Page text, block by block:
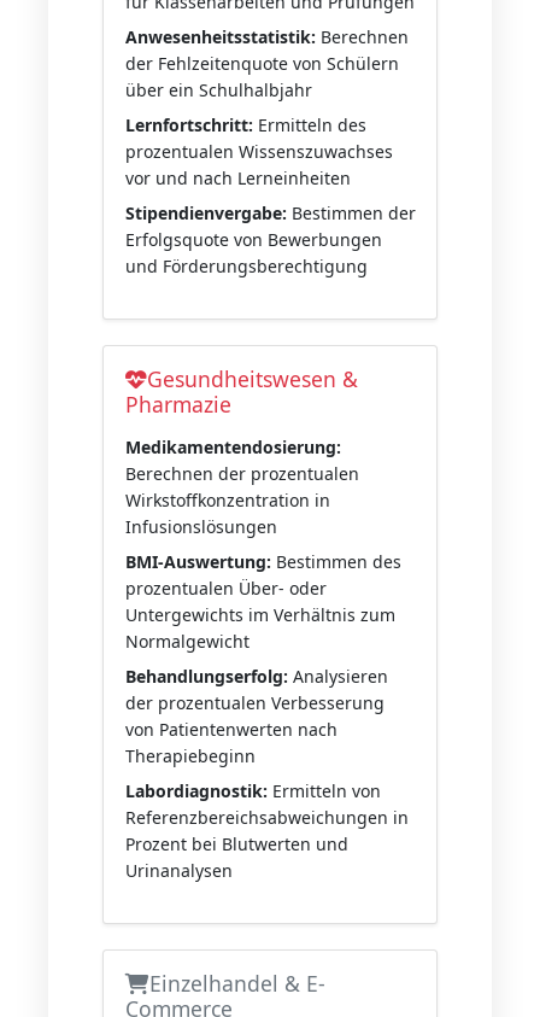
Anwesenheitsstatistik: Berechnen
der Fehlzeitenquote von Schülern
über ein Schulhalbjahr
Lernfortschritt: Ermitteln des
prozentualen Wissenszuwachses
vor und nach Lerneinheiten
Stipendienvergabe: Bestimmen der
Erfolgsquote von Bewerbungen
und Förderungsberechtigung
Gesundheitswesen &
Pharmazie
Medikamentendosierung:
Berechnen der prozentualen
Wirkstoffkonzentration in
Infusionslösungen
BMI-Auswertung: Bestimmen des
prozentualen Über- oder
Untergewichts im Verhältnis zum
Normalgewicht
Behandlungserfolg: Analysieren
der prozentualen Verbesserung
von Patientenwerten nach
Therapiebeginn
Labordiagnostik: Ermitteln von
Referenzbereichsabweichungen in
Prozent bei Blutwerten und
Urinanalysen
Einzelhandel & E-
Commerce